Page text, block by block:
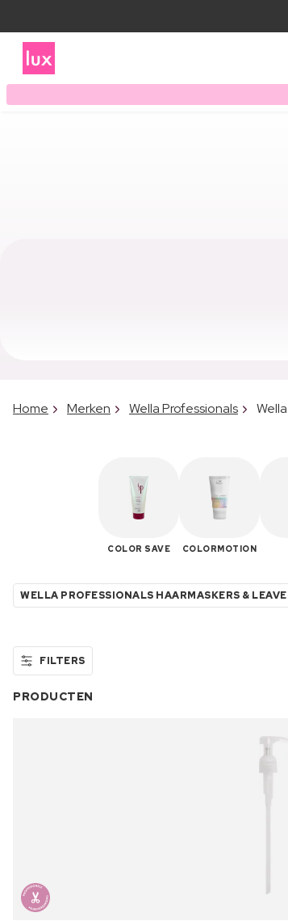
Home Merken Wella Professionals
COLOR SAVE COLORMOTION
WELLA PROFESSIONALS HAARMASKERS &
FILTERS
PRODUCTEN